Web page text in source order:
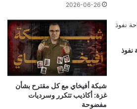
2026-06-26
نفوذ
شبكة أفيخاي مع كل مقترح بشأن
غزة: أكاذيب تتكرر وسرديات
مفضوحة